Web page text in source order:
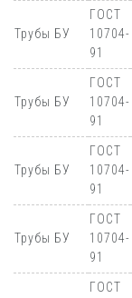
Трубы БУ
ГОСТ
10704-
91
Трубы БУ
ГОСТ
10704-
91
Трубы БУ
ГОСТ
10704-
91
Трубы БУ
ГОСТ
10704-
91
ГОСТ